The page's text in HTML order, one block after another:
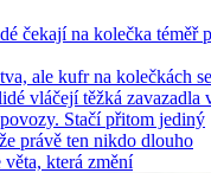
čekají na kolečka téměř
ale kufr na kolečkách se
vláčejí těžká zavazadla
Stačí přitom jediný
právě ten nikdo dlouho
věta, která změní